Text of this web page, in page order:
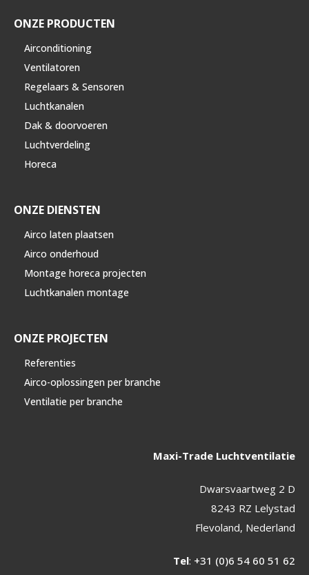
ONZE PRODUCTEN
Airconditioning
Ventilatoren
Regelaars & Sensoren
Luchtkanalen
Dak & doorvoeren
Luchtverdeling
Horeca
ONZE DIENSTEN
Airco laten plaatsen
Airco onderhoud
Montage horeca projecten
Luchtkanalen montage
ONZE PROJECTEN
Referenties
Airco-oplossingen per branche
Ventilatie per branche
Maxi-Trade Luchtventilatie
Dwarsvaartweg 2 D
8243 RZ Lelystad
Flevoland, Nederland
Tel: +31 (0)6 54 60 51 62